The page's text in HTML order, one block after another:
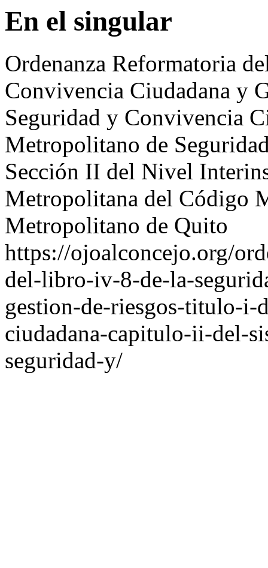
En el singular
Ordenanza Reformatoria
Convivencia Ciudadana y
Seguridad y Convivencia
Metropolitano de
Sección II del Nivel
Metropolitana del Código
Metropolitano de Quito
https://ojoalconcejo.org/
del-libro-iv-8-de-la-
gestion-de-riesgos-titulo-i-
ciudadana-capitulo-ii-del-
seguridad-y/